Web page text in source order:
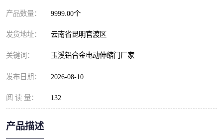
产品数量： 9999.00个
发货地址： 云南省昆明官渡区
关键词： 玉溪铝合金电动伸缩门厂家
发布日期： 2026-08-10
阅 读 量： 132
产品描述